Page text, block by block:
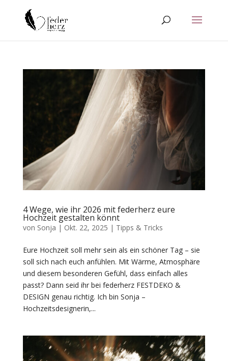
4 Wege, wie ihr 2026 mit federherz eure
Hochzeit gestalten könnt
von Sonja | Okt. 22, 2025 | Tipps & Tricks
Eure Hochzeit soll mehr sein als ein schöner Tag – sie
soll sich nach euch anfühlen. Mit Wärme, Atmosphäre
und diesem besonderen Gefühl, dass einfach alles
passt? Dann seid ihr bei federherz FESTDEKO &
DESIGN genau richtig. Ich bin Sonja –
Hochzeitsdesignerin,...